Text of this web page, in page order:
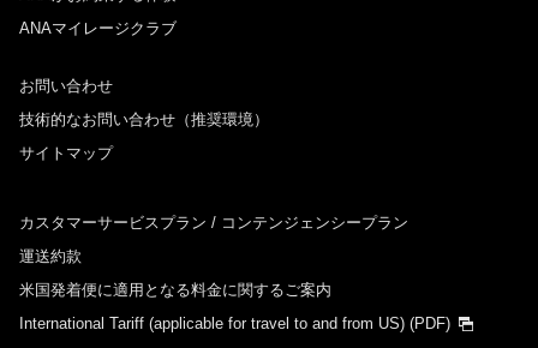
ANAマイレージクラブ
お問い合わせ
技術的なお問い合わせ（推奨環境）
サイトマップ
カスタマーサービスプラン / コンテンジェンシープラン
運送約款
米国発着便に適用となる料金に関するご案内
International Tariff (applicable for travel to and from US) (PDF)